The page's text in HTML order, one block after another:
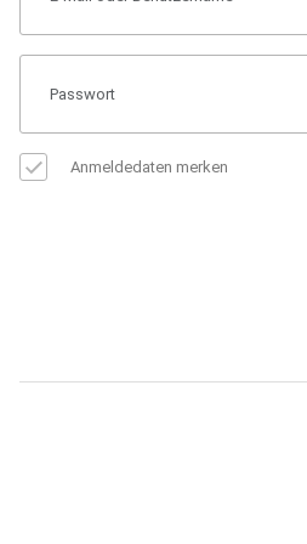
Anmeldedaten merken